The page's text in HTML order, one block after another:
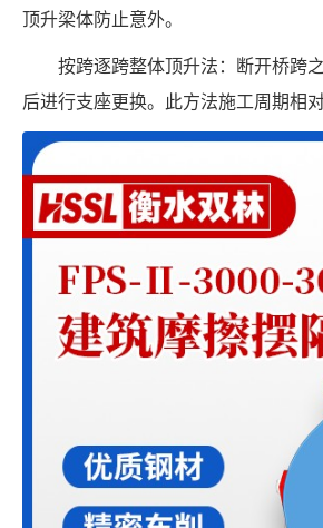
顶升梁体防止意外。
按跨逐跨整体顶升法：断开桥跨
后进行支座更换。此方法施工周期相